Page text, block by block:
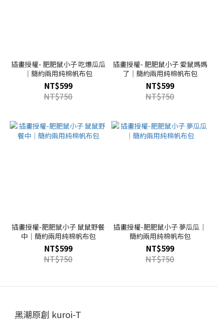
插畫授權- 肥肥鼠小子 吃爆瓜瓜
｜簡約兩用純棉帆布包
NT$599
NT$750
插畫授權- 肥肥鼠小子 愛鼠媽媽
了｜簡約兩用純棉帆布包
NT$599
NT$750
插畫授權-肥肥鼠小子 鼠鼠野餐
中｜簡約兩用純棉帆布包
NT$599
NT$750
插畫授權-肥肥鼠小子 夢瓜瓜｜
簡約兩用純棉帆布包
NT$599
NT$750
黑潮原創 kuroi-T